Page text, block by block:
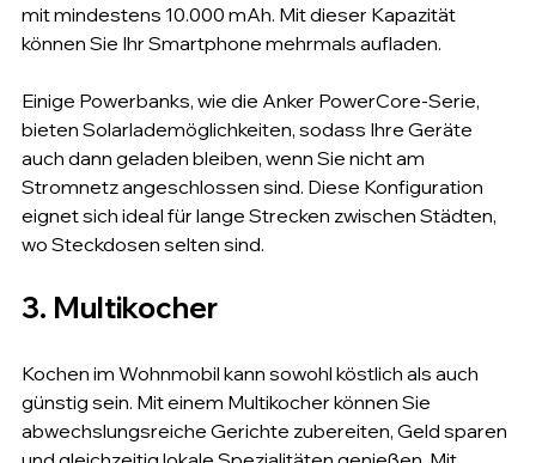
mit mindestens 10.000 mAh. Mit dieser Kapazität
können Sie Ihr Smartphone mehrmals aufladen.
Einige Powerbanks, wie die Anker PowerCore-Serie,
bieten Solarlademöglichkeiten, sodass Ihre Geräte
auch dann geladen bleiben, wenn Sie nicht am
Stromnetz angeschlossen sind. Diese Konfiguration
eignet sich ideal für lange Strecken zwischen Städten,
wo Steckdosen selten sind.
3. Multikocher
Kochen im Wohnmobil kann sowohl köstlich als auch
günstig sein. Mit einem Multikocher können Sie
abwechslungsreiche Gerichte zubereiten, Geld sparen